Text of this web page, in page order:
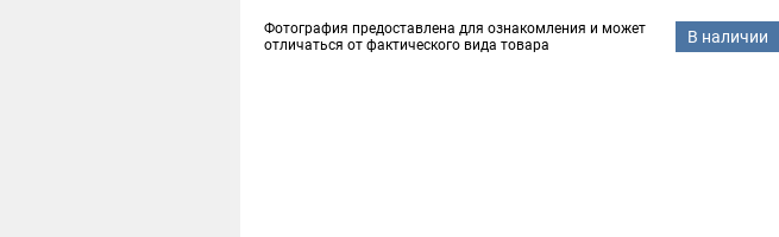
Фотография предоставлена для ознакомления и может
отличаться от фактического вида товара
В наличии